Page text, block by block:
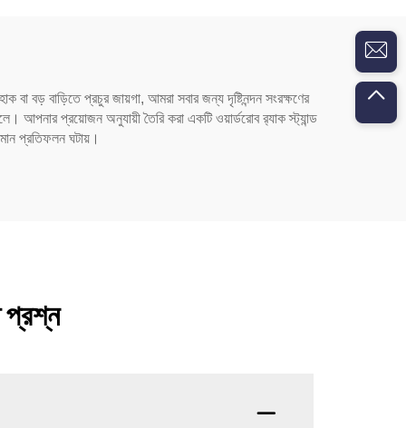
বা বড় বাড়িতে প্রচুর জায়গা, আমরা সবার জন্য দৃষ্টিনন্দন সংরক্ষণের
আপনার প্রয়োজন অনুযায়ী তৈরি করা একটি ওয়ার্ডরোব র‍্যাক স্ট্যান্ড
প্রতিফলন ঘটায়।
প্রশ্ন